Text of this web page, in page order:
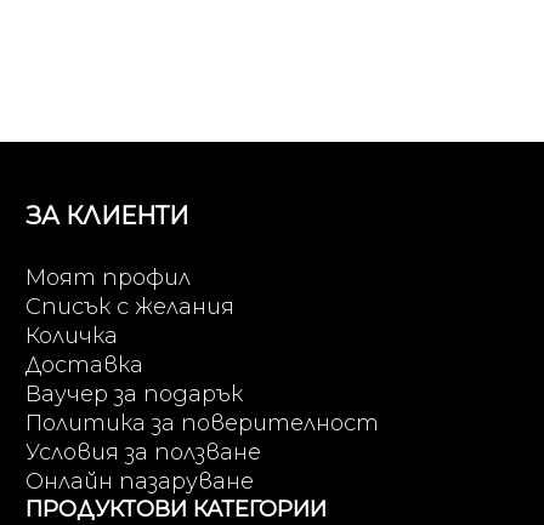
ЗА КЛИЕНТИ
Моят профил
Списък с желания
Количка
Доставка
Ваучер за подарък
Политика за поверителност
Условия за ползване
Онлайн пазаруване
ПРОДУКТОВИ КАТЕГОРИИ